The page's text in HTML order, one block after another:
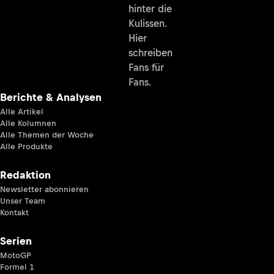
hinter die
Kulissen.
Hier
schreiben
Fans für
Fans.
Berichte & Analysen
Alle Artikel
Alle Kolumnen
Alle Themen der Woche
Alle Produkte
Redaktion
Newsletter abonnieren
Unser Team
Kontakt
Serien
MotoGP
Formel 1